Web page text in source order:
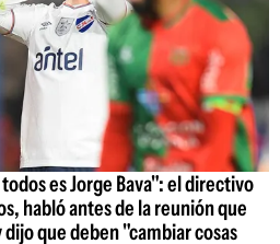
es Jorge Bava": el directivo
habló antes de la reunión que
que deben "cambiar cosas